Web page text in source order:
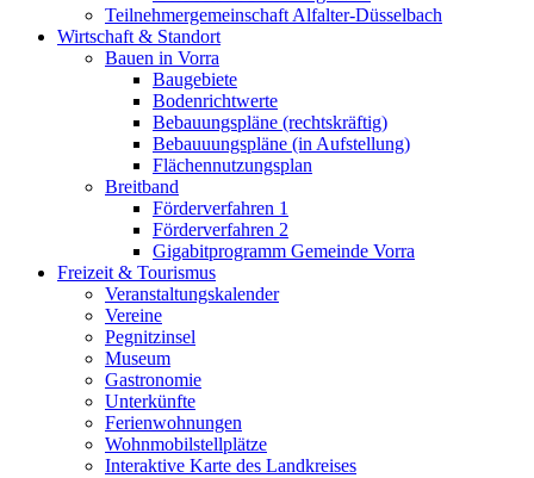
Teilnehmergemeinschaft Alfalter-Düsselbach
Wirtschaft & Standort
Bauen in Vorra
Baugebiete
Bodenrichtwerte
Bebauungspläne (rechtskräftig)
Bebauuungspläne (in Aufstellung)
Flächennutzungsplan
Breitband
Förderverfahren 1
Förderverfahren 2
Gigabitprogramm Gemeinde Vorra
Freizeit & Tourismus
Veranstaltungskalender
Vereine
Pegnitzinsel
Museum
Gastronomie
Unterkünfte
Ferienwohnungen
Wohnmobilstellplätze
Interaktive Karte des Landkreises